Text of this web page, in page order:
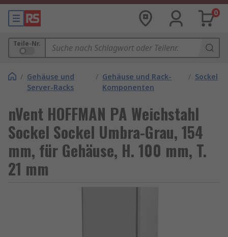
0
Teile-Nr.
/ Gehäuse und
Server-Racks
/ Gehäuse und Rack-
Komponenten
/ Sockel
nVent HOFFMAN PA Weichstahl
Sockel Sockel Umbra-Grau, 154
mm, für Gehäuse, H. 100 mm, T.
21 mm